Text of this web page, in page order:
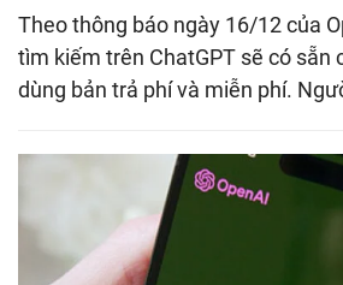
Theo thông báo ngày 16/12 của
tìm kiếm trên ChatGPT sẽ có sẵn
dùng bản trả phí và miễn phí.